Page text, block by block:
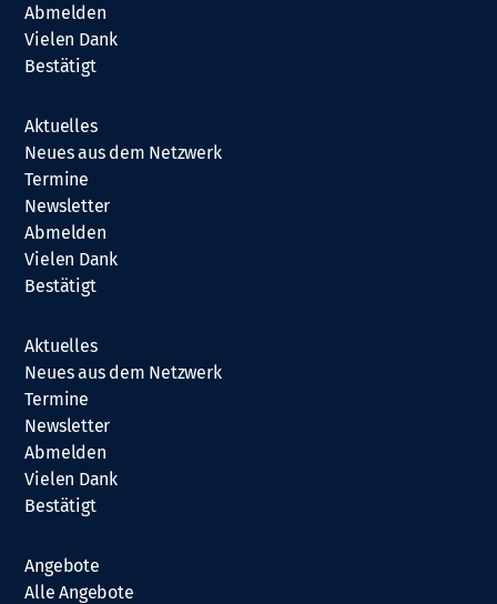
Abmelden
Vielen Dank
Bestätigt
Aktuelles
Neues aus dem Netzwerk
Termine
Newsletter
Abmelden
Vielen Dank
Bestätigt
Aktuelles
Neues aus dem Netzwerk
Termine
Newsletter
Abmelden
Vielen Dank
Bestätigt
Angebote
Alle Angebote